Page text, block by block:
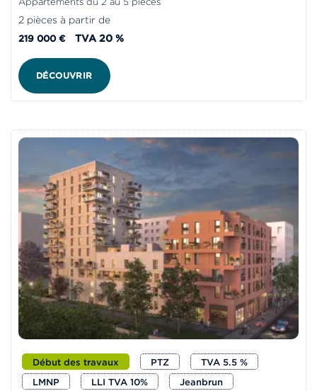
2 pièces à partir de
219 000 € TVA 20 %
DÉCOUVRIR
Début des travaux PTZ
TVA 5.5 %
LMNP
LLI TVA 10% Jeanbrun